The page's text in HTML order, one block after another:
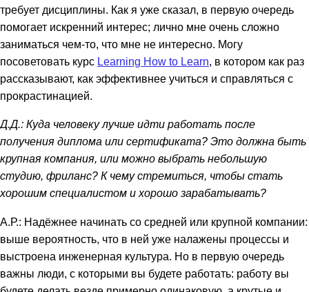
требует дисциплины. Как я уже сказал, в первую очередь
помогает искренний интерес; лично мне очень сложно
заниматься чем-то, что мне не интересно. Могу
посоветовать курс Learning How to Learn, в котором как раз
рассказывают, как эффективнее учиться и справляться с
прокрастинацией.
Д.Д.: Куда человеку лучше идти работать после
получения диплома или сертификата? Это должна быть
крупная компания, или можно выбрать небольшую
студию, фриланс? К чему стремиться, чтобы стать
хорошим специалистом и хорошо зарабатывать?
А.Р.: Надёжнее начинать со средней или крупной компании:
выше вероятность, что в ней уже налажены процессы и
выстроена инженерная культура. Но в первую очередь
важны люди, с которыми вы будете работать: работу вы